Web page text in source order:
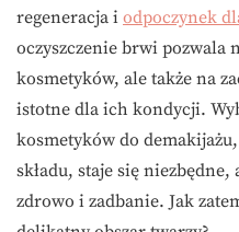
regeneracja i odpoczynek
oczyszczenie brwi pozwala
kosmetyków, ale także na
istotne dla ich kondycji.
kosmetyków do
składu, staje się niezbędne,
zdrowo i zadbanie. Jak